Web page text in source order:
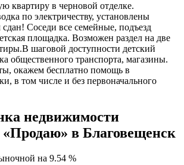
квартиру в черновой отделке.
по электричеству, установлены
Соседи все семейные, подъезд
площадка. Возможен раздел на две
шаговой доступности детский
общественного транспорта, магазины.
окажем бесплатно помощь в
в том числе и без первоначального
недвижимости
«Продаю» в Благовещенск
на 9.54 %